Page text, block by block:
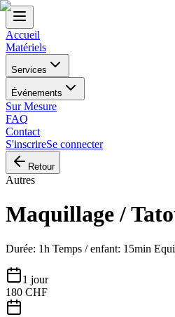
Accueil
Matériels
Services
Événements
Sur Mesure
FAQ
Contact
S'inscrireSe connecter
Retour
Autres
Maquillage /
Durée: 1h Temps / enfant: 15min
1 jour
180 CHF